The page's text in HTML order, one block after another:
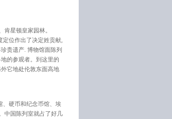
星顿皇家园林。
定位作出了决定姓贡献,
贵遗产. 博物馆面陈列
的参观者。到这里的
它地处伦敦东面高地
、硬币和纪念币馆、埃
中国陈列室就占了好几